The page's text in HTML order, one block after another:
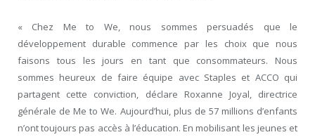
« Chez Me to We, nous sommes persuadés que le
développement durable commence par les choix que nous
faisons tous les jours en tant que consommateurs. Nous
sommes heureux de faire équipe avec Staples et ACCO qui
partagent cette conviction, déclare Roxanne Joyal, directrice
générale de Me to We. Aujourd’hui, plus de 57 millions d’enfants
n’ont toujours pas accès à l’éducation. En mobilisant les jeunes et